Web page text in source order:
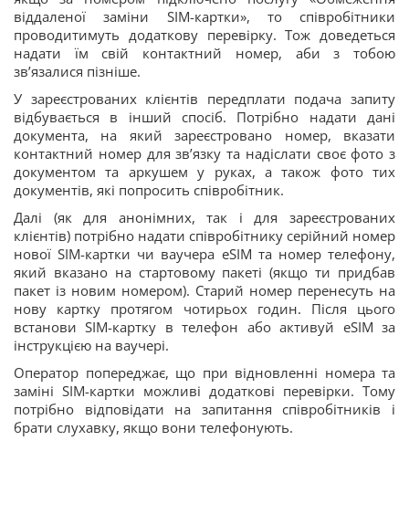
віддаленої заміни SIM-картки», то співробітники
проводитимуть додаткову перевірку. Тож доведеться
надати їм свій контактний номер, аби з тобою
зв’язалися пізніше.
У зареєстрованих клієнтів передплати подача запиту
відбувається в інший спосіб. Потрібно надати дані
документа, на який зареєстровано номер, вказати
контактний номер для зв’язку та надіслати своє фото з
документом та аркушем у руках, а також фото тих
документів, які попросить співробітник.
Далі (як для анонімних, так і для зареєстрованих
клієнтів) потрібно надати співробітнику серійний номер
нової SIM-картки чи ваучера eSIM та номер телефону,
який вказано на стартовому пакеті (якщо ти придбав
пакет із новим номером). Старий номер перенесуть на
нову картку протягом чотирьох годин. Після цього
встанови SIM-картку в телефон або активуй eSIM за
інструкцією на ваучері.
Оператор попереджає, що при відновленні номера та
заміні SIM-картки можливі додаткові перевірки. Тому
потрібно відповідати на запитання співробітників і
брати слухавку, якщо вони телефонують.